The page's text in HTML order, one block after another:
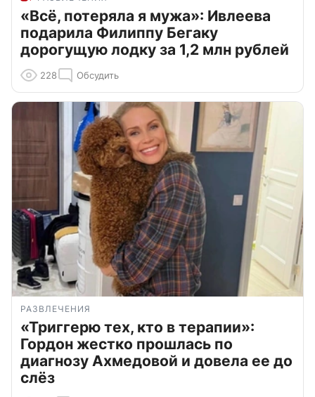
«Всё, потеряла я мужа»: Ивлеева
подарила Филиппу Бегаку
дорогущую лодку за 1,2 млн рублей
228 Обсудить
РАЗВЛЕЧЕНИЯ
«Триггерю тех, кто в терапии»:
Гордон жестко прошлась по
диагнозу Ахмедовой и довела ее до
слёз